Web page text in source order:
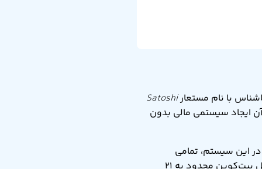
Satoshi
مالی سال ۲۰۰۸ شکل گرفت و هدف آن ایجاد سیستمی مالی بدون
این سیستم، تمامی